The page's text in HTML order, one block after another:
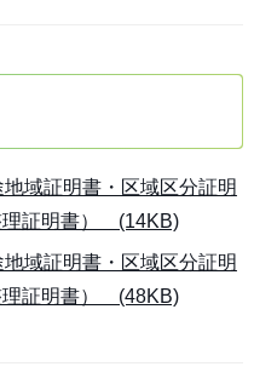
域証明書・区域区分証明
理証明書） (14KB)
域証明書・区域区分証明
理証明書） (48KB)